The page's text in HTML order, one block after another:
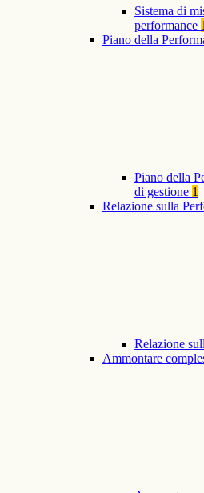
Sistema di
performance 1
Piano della
Piano della
di gestione 1
Relazione sulla
Relazione
Ammontare